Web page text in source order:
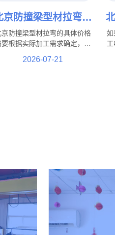
京防撞梁型材拉弯多
钱？影响加工价格的
因素都有哪些？
京防撞梁型材拉弯的具体价格
要根据实际加工需求确定，并
用的因素主要包括材料类型、
2026-07-21
如
工